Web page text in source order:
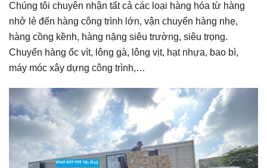
Chúng tôi chuyên nhận tất cả các loại hàng hóa từ hàng
nhở lẻ đến hàng công trình lớn, vận chuyển hàng nhẹ,
hàng cồng kềnh, hàng nặng siêu trường, siêu trọng.
Chuyển hàng ốc vít, lông gà, lông vịt, hạt nhựa, bao bì,
máy móc xây dựng công trình,…